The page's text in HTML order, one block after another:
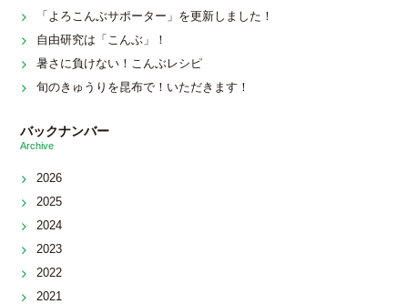
「よろこんぶサポーター」を更新しました！
自由研究は「こんぶ」！
暑さに負けない！こんぶレシピ
旬のきゅうりを昆布で！いただきます！
バックナンバー
Archive
2026
2025
2024
2023
2022
2021